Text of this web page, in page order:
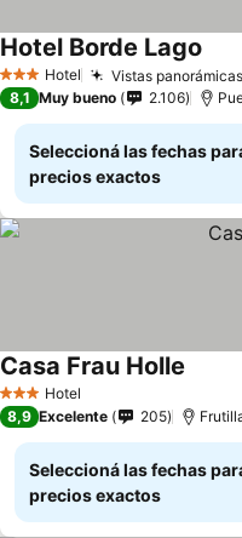
3 Estrellas
Hotel Vistas
Hotel Borde Lago
8,1 Muy bueno 2.106
Seleccioná las fechas
precios exactos
3 Estrellas
Hotel
Casa Frau Holle
8,9 Excelente 205
Seleccioná las fechas
precios exactos